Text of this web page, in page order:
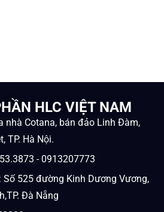
HLC VIỆT NAM
nhà Cotana, bán đảo Linh Đàm,
TP. Hà Nội.
- 0913207773
Số 525 đường Kinh Dương Vương,
Đà Nẵng